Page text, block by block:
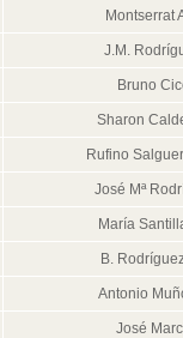
Montserrat
J.M.
Bruno
Sharon
Rufino
José Mª
María
B.
Antonio
José